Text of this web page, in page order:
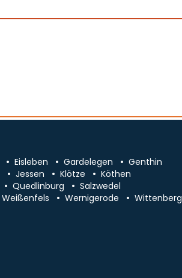
Eisleben Gardelegen
Genthin
Jessen Klötze
Köthen
Quedlinburg
Salzwedel
Weißenfels Wernigerode
Wittenberg